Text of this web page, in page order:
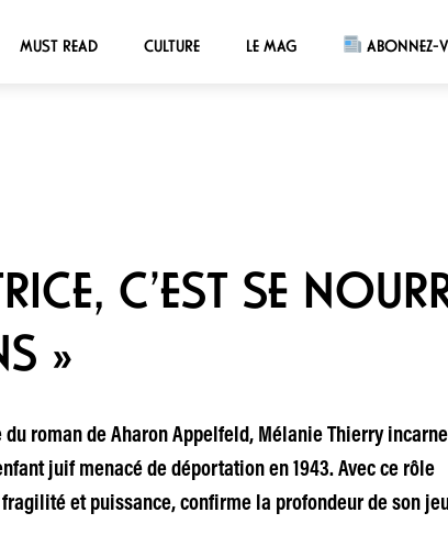
MUST READ CULTURE LE MAG ABONNEZ-
C’EST SE
»
roman de Aharon Appelfeld, Mélanie Thierry
juif menacé de déportation en 1943. Avec ce rôle
et puissance, confirme la profondeur de son